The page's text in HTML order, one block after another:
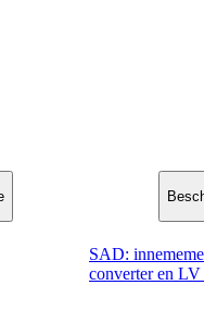
SAD:
converter en